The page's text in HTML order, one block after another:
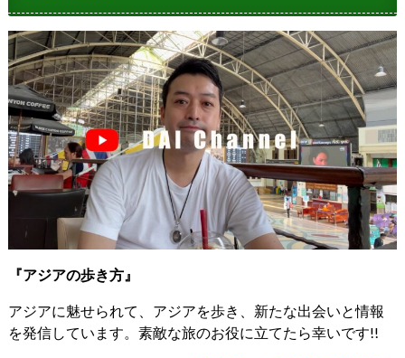
『アジアの歩き方』
アジアに魅せられて、アジアを歩き、新たな出会いと情報
を発信しています。素敵な旅のお役に立てたら幸いです!!